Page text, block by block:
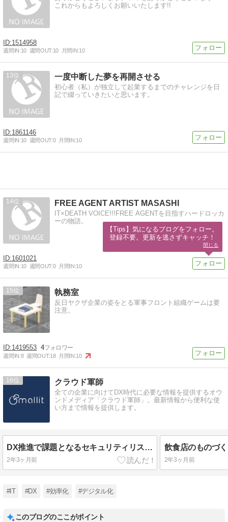
これからもよろしくお願いいたします!!
1514958
週間IN:10 週間OUT:10 月間IN:10
13 一度中断した夢を再開させる
初心者（私）が独立して起業するまでのチャレンジを日
記で綴っていきたいと思います。
1861146
週間IN:10 週間OUT:0 月間IN:10
14 FREE AGENT ARTIST MASASHI
IT×DEATH VOICE!!!FREE AGENTを目指すハードロッカ
ーの物語。
1601021
週間IN:10 週間OUT:0 月間IN:10
15 執務室
反日ヤクザ企業の姿をとる軍事フロント組織ゲームは要
注意。
1419553 4
週間IN:8 週間OUT:18 月間IN:10
16 クラウド軍師
全ての企業に向けてDX時代に必要な情報を提供するオウ
ンドメディア「クラウド軍師」。最新情報から便利な使
い方まで情報を提供します。
DX推進で課題となるセキュリティリスクとは？事故事例や対策方法も解説
2年3ヶ月前 2年3ヶ月前
#IT #DX #効率化 #デジタル化
このブログのここがポイント
【Tips】気になるブログをフォロー。
登録不要。更新を逃さずキャッチ！
閉じる